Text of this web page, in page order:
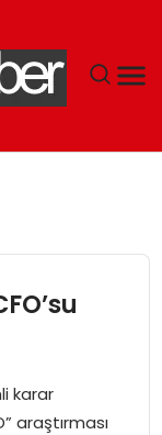
karar
araştırması